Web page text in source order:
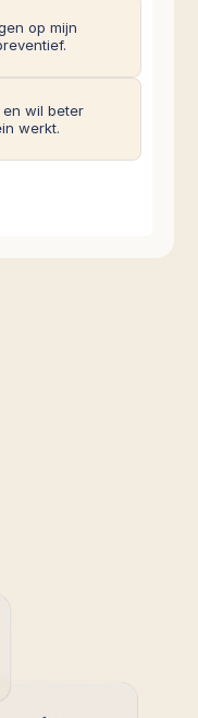
op mijn
wil beter
werkt.